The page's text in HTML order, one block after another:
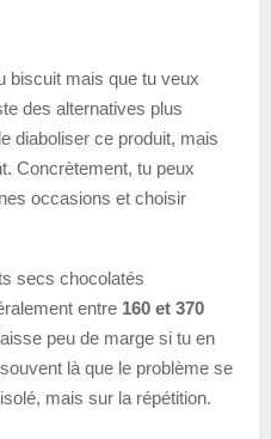
biscuit mais que tu veux
des alternatives plus
diaboliser ce produit, mais
Concrètement, tu peux
occasions et choisir
secs chocolatés
entre 160 et 370
peu de marge si tu en
là que le problème se
mais sur la répétition.